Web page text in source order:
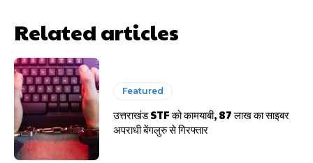
हर खाते के बदले मिलते थे 20 से 25 हजार
Related articles
Featured
उत्तराखंड STF को कामयाबी, 87 लाख का साइबर
अपराधी बेंगलुरु से गिरफ्तार